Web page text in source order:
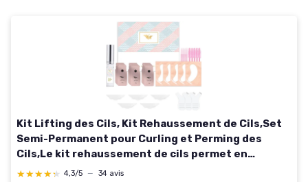
Kit Lifting des Cils, Kit Rehaussement de Cils,Set
Semi-Permanent pour Curling et Perming des
Cils,Le kit rehaussement de cils permet en
quelques étapes simples de rendre,Idéal pour
★★★★★
★★★★★ 4,3/5 — 34 avis